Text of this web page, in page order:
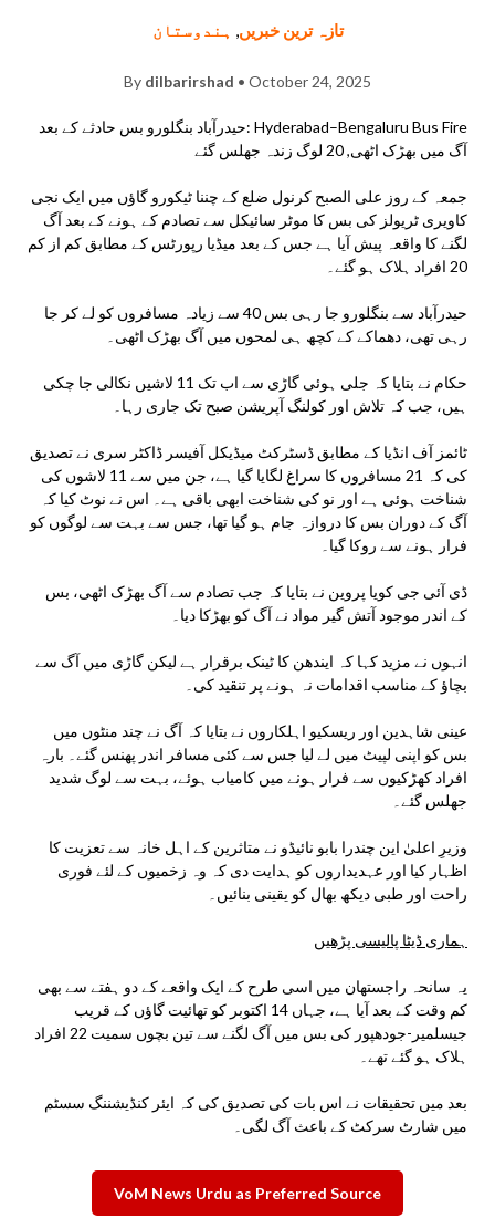
تازہ ترین خبریں, ہندوستان
By dilbarirshad • October 24, 2025
Hyderabad–Bengaluru Bus Fire :حیدرآباد بنگلورو بس حادثے کے بعد
آگ میں بھڑک اٹھی, 20 لوگ زندہ جھلس گئے
جمعہ کے روز علی الصبح کرنول ضلع کے چننا ٹیکورو گاؤں میں ایک نجی
کاویری ٹریولز کی بس کا موٹر سائیکل سے تصادم کے ہونے کے بعد آگ
لگنے کا واقعہ پیش آیا ہے جس کے بعد میڈیا رپورٹس کے مطابق کم از کم
20 افراد ہلاک ہو گئے۔
حیدرآباد سے بنگلورو جا رہی بس 40 سے زیادہ مسافروں کو لے کر جا
رہی تھی، دھماکے کے کچھ ہی لمحوں میں آگ بھڑک اٹھی۔
حکام نے بتایا کہ جلی ہوئی گاڑی سے اب تک 11 لاشیں نکالی جا چکی
ہیں، جب کہ تلاش اور کولنگ آپریشن صبح تک جاری رہا۔
ٹائمز آف انڈیا کے مطابق ڈسٹرکٹ میڈیکل آفیسر ڈاکٹر سری نے تصدیق
کی کہ 21 مسافروں کا سراغ لگایا گیا ہے، جن میں سے 11 لاشوں کی
شناخت ہوئی ہے اور نو کی شناخت ابھی باقی ہے۔ اس نے نوٹ کیا کہ
آگ کے دوران بس کا دروازہ جام ہو گیا تھا، جس سے بہت سے لوگوں کو
فرار ہونے سے روکا گیا۔
ڈی آئی جی کویا پروین نے بتایا کہ جب تصادم سے آگ بھڑک اٹھی، بس
کے اندر موجود آتش گیر مواد نے آگ کو بھڑکا دیا۔
انہوں نے مزید کہا کہ ایندھن کا ٹینک برقرار ہے لیکن گاڑی میں آگ سے
بچاؤ کے مناسب اقدامات نہ ہونے پر تنقید کی۔
عینی شاہدین اور ریسکیو اہلکاروں نے بتایا کہ آگ نے چند منٹوں میں
بس کو اپنی لپیٹ میں لے لیا جس سے کئی مسافر اندر پھنس گئے۔ بارہ
افراد کھڑکیوں سے فرار ہونے میں کامیاب ہوئے، بہت سے لوگ شدید
جھلس گئے۔
وزیرِ اعلیٰ این چندرا بابو نائیڈو نے متاثرین کے اہل خانہ سے تعزیت کا
اظہار کیا اور عہدیداروں کو ہدایت دی کہ وہ زخمیوں کے لئے فوری
راحت اور طبی دیکھ بھال کو یقینی بنائیں۔
ہماری ڈیٹا پالیسی پڑھیں
یہ سانحہ راجستھان میں اسی طرح کے ایک واقعے کے دو ہفتے سے بھی
کم وقت کے بعد آیا ہے، جہاں 14 اکتوبر کو تھائیت گاؤں کے قریب
جیسلمیر-جودھپور کی بس میں آگ لگنے سے تین بچوں سمیت 22 افراد
ہلاک ہو گئے تھے۔
بعد میں تحقیقات نے اس بات کی تصدیق کی کہ ایئر کنڈیشننگ سسٹم
میں شارٹ سرکٹ کے باعث آگ لگی۔
VoM News Urdu as Preferred Source